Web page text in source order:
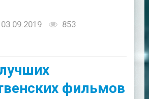
03.09.2019
853
фильмов